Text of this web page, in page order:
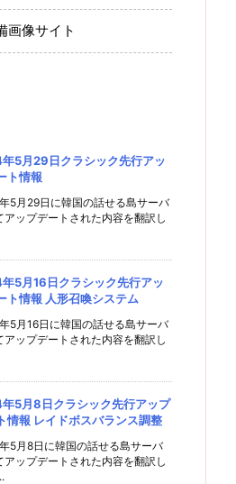
画像サイト
5月29日クラシック先行アッ
ト情報
5月29日に韓国の話せる島サーバ
アップデートされた内容を翻訳し
5月16日クラシック先行アッ
ト情報 人形召喚システム
5月16日に韓国の話せる島サーバ
アップデートされた内容を翻訳し
5月8日クラシック先行アップ
情報 レイドボスバランス調整
5月8日に韓国の話せる島サーバ
アップデートされた内容を翻訳し